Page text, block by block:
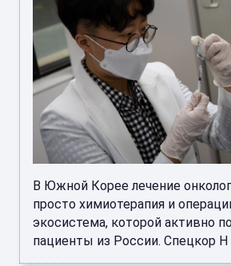
В Южной Корее лечение
просто химиотерапия и
экосистема, которой активно
пациенты из России. Спецкор Н